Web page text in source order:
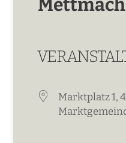
Mettmach
Marktplatz 1,